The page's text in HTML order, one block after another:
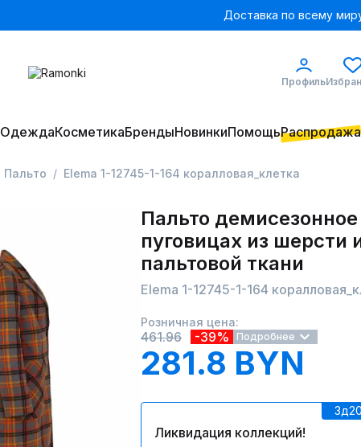
Доставка по всему
Профиль
ОдеждаКосметикаБрендыНовинкиПомощьРаспродажа
Пальто Elema 1-12745-1-164 коралловая_клетка
Пальто демисезонное
пуговицах из шерсти
пальтовой ткани
Elema 1-12745-1-164
Розничная цена:
461.96 -39% Подробнее
281.8 BYN
3д
Ликвидация коллекций!